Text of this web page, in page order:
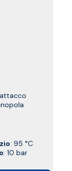
: 95 °C
: 10 bar